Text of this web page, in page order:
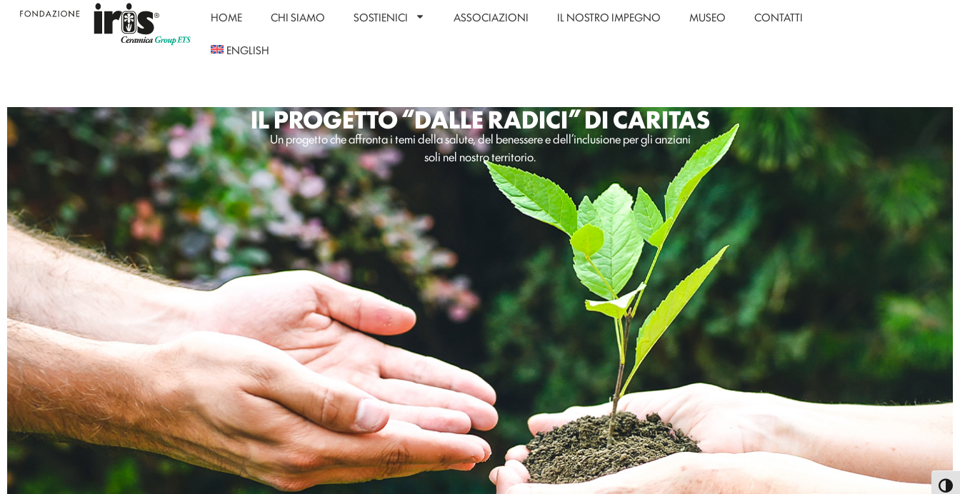
HOME CHI SIAMO SOSTIENICI ASSOCIAZIONI IL NOSTRO IMPEGNO MUSEO CONTATTI
ENGLISH
IL PROGETTO “DALLE RADICI” DI CARITAS
Un progetto che affronta i temi della salute, del benessere e dell’inclusione per gli anziani
soli nel nostro territorio.